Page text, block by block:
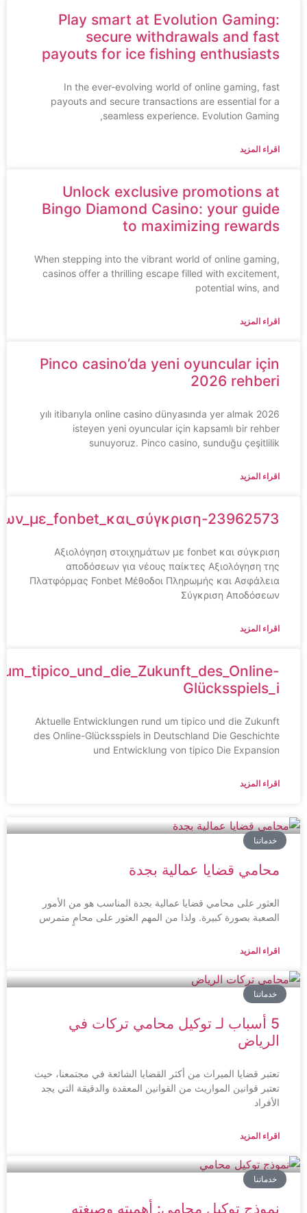
Play smart at Evolution Gaming:
secure withdrawals and fast
payouts for ice fishing enthusiasts
In the ever-evolving world of online gaming, fast
payouts and secure transactions are essential for a
seamless experience. Evolution Gaming,
اقراء المزيد
Unlock exclusive promotions at
Bingo Diamond Casino: your guide
to maximizing rewards
When stepping into the vibrant world of online gaming,
casinos offer a thrilling escape filled with excitement,
potential wins, and
اقراء المزيد
Pinco casino’da yeni oyuncular için
2026 rehberi
2026 yılı itibarıyla online casino dünyasında yer almak
isteyen yeni oyuncular için kapsamlı bir rehber
sunuyoruz. Pinco casino, sunduğu çeşitlilik
اقراء المزيد
23962573
Αξιολόγηση στοιχημάτων με fonbet και σύγκριση
αποδόσεων για νέους παίκτες Αξιολόγηση της
Πλατφόρμας Fonbet Μέθοδοι Πληρωμής και Ασφάλεια
Σύγκριση Αποδόσεων
اقراء المزيد
Glücksspiels_i
Aktuelle Entwicklungen rund um tipico und die Zukunft
des Online-Glücksspiels in Deutschland Die Geschichte
und Entwicklung von tipico Die Expansion
اقراء المزيد
خدماتنا
محامي قضايا عمالية بجدة
العثور على محامي قضايا عمالية بجدة المناسب هو من الأمور
الصعبة بصورة كبيرة. ولذا من المهم العثور على محامٍ متمرس
اقراء المزيد
خدماتنا
5 أسباب لـ توكيل محامي تركات في
الرياض
تعتبر قضايا الميراث من أكثر القضايا الشائعة في مجتمعنا، حيث
تعتبر قوانين المواريث من القوانين المعقدة والدقيقة التي يجد
الأفراد
اقراء المزيد
خدماتنا
نموذج توكيل محامي: أهميته وصيغته